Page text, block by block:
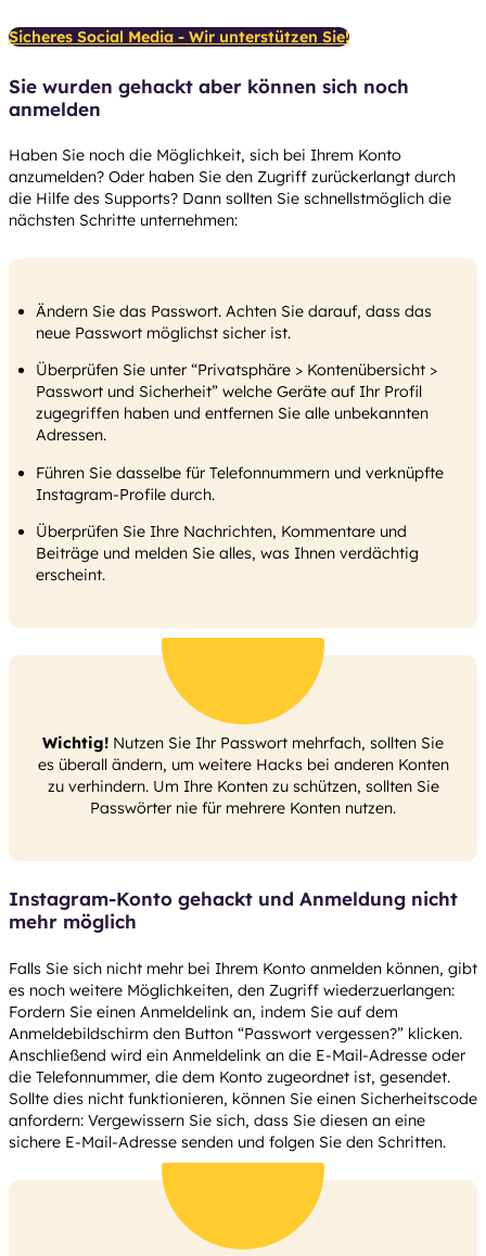
Sicheres Social Media - Wir unterstützen Sie!
Sie wurden gehackt aber können sich noch
anmelden
Haben Sie noch die Möglichkeit, sich bei Ihrem Konto
anzumelden? Oder haben Sie den Zugriff zurückerlangt durch
die Hilfe des Supports? Dann sollten Sie schnellstmöglich die
nächsten Schritte unternehmen:
Ändern Sie das Passwort. Achten Sie darauf, dass das
neue Passwort möglichst sicher ist.
Überprüfen Sie unter “Privatsphäre > Kontenübersicht >
Passwort und Sicherheit” welche Geräte auf Ihr Profil
zugegriffen haben und entfernen Sie alle unbekannten
Adressen.
Führen Sie dasselbe für Telefonnummern und verknüpfte
Instagram-Profile durch.
Überprüfen Sie Ihre Nachrichten, Kommentare und
Beiträge und melden Sie alles, was Ihnen verdächtig
erscheint.
Wichtig! Nutzen Sie Ihr Passwort mehrfach, sollten Sie
es überall ändern, um weitere Hacks bei anderen Konten
zu verhindern. Um Ihre Konten zu schützen, sollten Sie
Passwörter nie für mehrere Konten nutzen.
Instagram-Konto gehackt und Anmeldung nicht
mehr möglich
Falls Sie sich nicht mehr bei Ihrem Konto anmelden können, gibt
es noch weitere Möglichkeiten, den Zugriff wiederzuerlangen:
Fordern Sie einen Anmeldelink an, indem Sie auf dem
Anmeldebildschirm den Button “Passwort vergessen?” klicken.
Anschließend wird ein Anmeldelink an die E-Mail-Adresse oder
die Telefonnummer, die dem Konto zugeordnet ist, gesendet.
Sollte dies nicht funktionieren, können Sie einen Sicherheitscode
anfordern: Vergewissern Sie sich, dass Sie diesen an eine
sichere E-Mail-Adresse senden und folgen Sie den Schritten.